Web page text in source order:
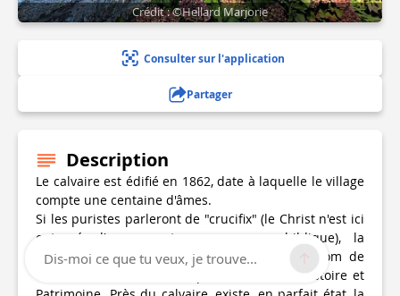
Crédit : ©Hellard Marjorie
Consulter sur l'application
Partager
Description
Le calvaire est édifié en 1862, date à laquelle le village
compte une centaine d'âmes.
Si les puristes parleront de "crucifix" (le Christ n'est ici
entouré d'aucun autre personnage biblique), la
tradition, elle, a donné à ce monument le nom de
calvaire. Il a été restauré par l'Association Histoire et
Dis-moi ce que tu veux, je trouve...